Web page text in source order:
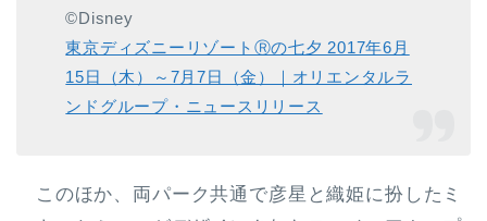
©Disney
東京ディズニーリゾートⓇの七夕 2017年6月
15日（木）～7月7日（金）｜オリエンタルラ
ンドグループ・ニュースリリース
このほか、両パーク共通で彦星と織姫に扮したミ